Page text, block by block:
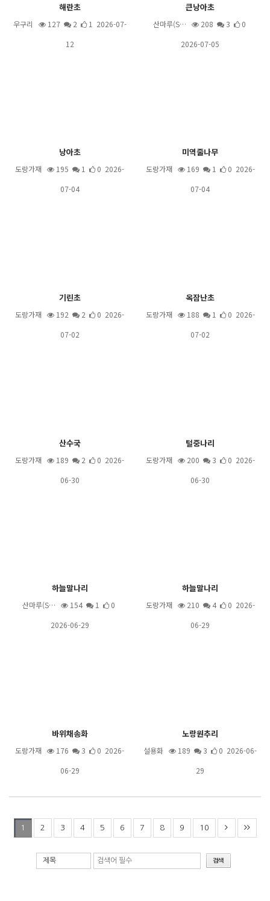
해란초
우구리 127 2
1 2026-07-
12
큰낭아초
산마루(S… 208 3
0
2026-07-05
낭아초
도랑가재 195 1
0 2026-
07-04
미역줄나무
도랑가재 169 1
0 2026-
07-04
기린초
도랑가재 192 2
0 2026-
07-02
옥잠난초
도랑가재 188 1
0 2026-
07-02
산수국
도랑가재 189 2
0 2026-
06-30
털중나리
도랑가재 200 3
0 2026-
06-30
하늘말나리
산마루(S… 154 1
0
2026-06-29
하늘말나리
도랑가재 210 4
0 2026-
06-29
바위채송화
도랑가재 176 3
0 2026-
06-29
노랑원추리
설용화 189 3
0 2026-06-
29
1 2 3 4 5 6 7 8 9 10
제목